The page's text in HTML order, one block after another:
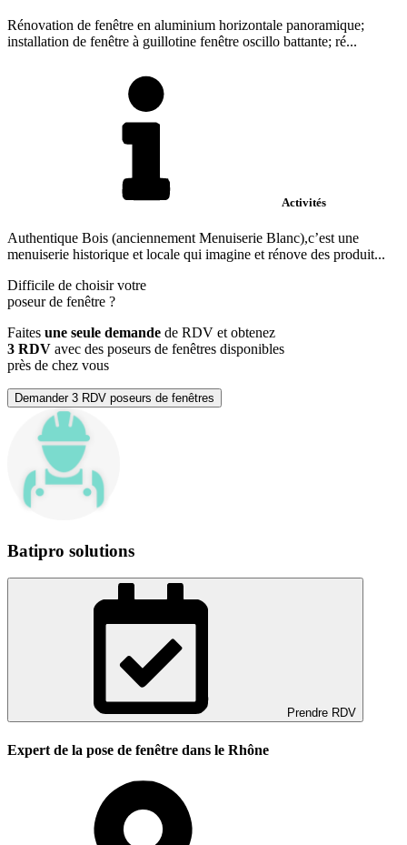
Rénovation de fenêtre en aluminium horizontale panoramique;
installation de fenêtre à guillotine fenêtre oscillo battante; ré...
Activités
Authentique Bois (anciennement Menuiserie Blanc),c’est une
menuiserie historique et locale qui imagine et rénove des produit...
Difficile de choisir votre
poseur de fenêtre ?
Faites une seule demande de RDV et obtenez
3 RDV avec des poseurs de fenêtres disponibles
près de chez vous
Demander 3 RDV poseurs de fenêtres
Batipro solutions
Prendre RDV
Expert de la pose de fenêtre dans le Rhône